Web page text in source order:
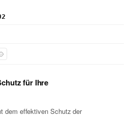
für Ihre
dem effektiven Schutz der